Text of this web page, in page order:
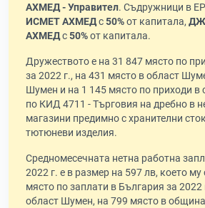
АХМЕД - Управител. Съдружници в
ИСМЕТ АХМЕДс50%от капитала,
АХМЕДс50%от капитала.
Дружеството е на 31 847 място по
за 2022 г., на 431 място в област
Шумен и на 1 145 място по приходи в
по КИД 4711 - Търговия на дребно в
магазини предимно с хранителни
тютюневи изделия.
Средномесечната нетна работна
2022 г. е в размер на 597 лв, което
място по заплати в България за 2022
област Шумен, на 799 място в